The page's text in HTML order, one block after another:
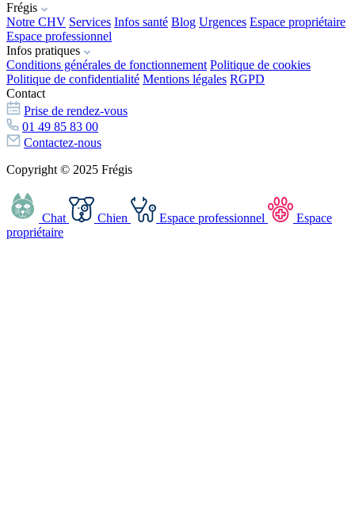
Frégis
Notre CHV Services Infos santé Blog Urgences Espace propriétaire
Espace professionnel
Infos pratiques
Conditions générales de fonctionnement Politique de cookies
Politique de confidentialité Mentions légales RGPD
Contact
Prise de rendez-vous
01 49 85 83 00
Contactez-nous
Copyright © 2025 Frégis
Chat Chien Espace professionnel
Espace
propriétaire